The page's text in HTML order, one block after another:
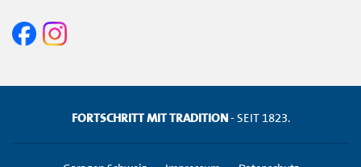
FORTSCHRITT MIT TRADITION- SEIT 1823.